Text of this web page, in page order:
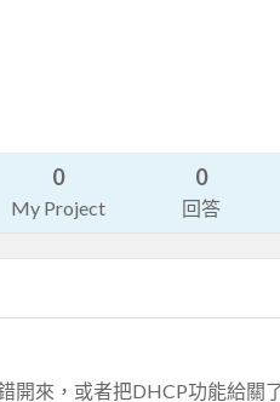
0
My Project
0
回答